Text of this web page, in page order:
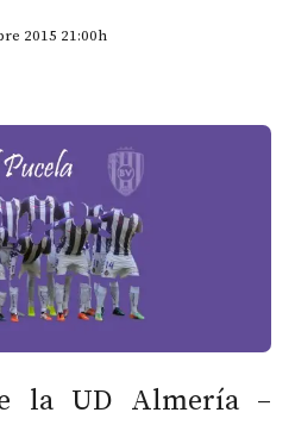
2015 21:00h
la UD Almería –